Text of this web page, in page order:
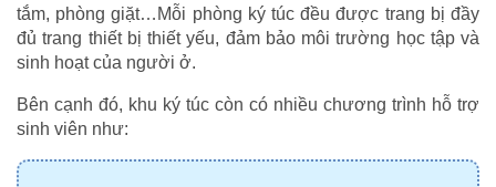
tắm, phòng giặt…Mỗi phòng ký túc đều được trang bị đầy
đủ trang thiết bị thiết yếu, đảm bảo môi trường học tập và
sinh hoạt của người ở.
Bên cạnh đó, khu ký túc còn có nhiều chương trình hỗ trợ
sinh viên như: